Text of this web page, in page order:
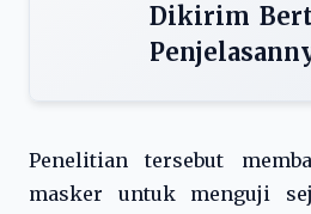
Dikirim
Penelitian tersebut
masker untuk menguji